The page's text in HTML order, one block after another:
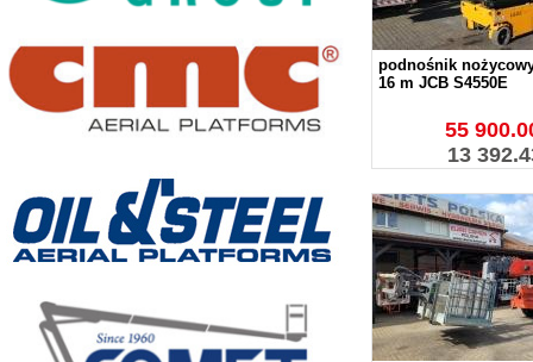
podnośnik
16 m JCB S4550E
55
13